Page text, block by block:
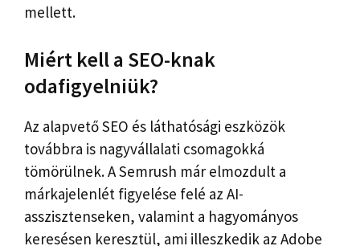
mellett.
Miért kell a SEO-knak
odafigyelniük?
Az alapvető SEO és láthatósági eszközök
továbbra is nagyvállalati csomagokká
tömörülnek. A Semrush már elmozdult a
márkajelenlét figyelése felé az AI-
asszisztenseken, valamint a hagyományos
keresésen keresztül, ami illeszkedik az Adobe